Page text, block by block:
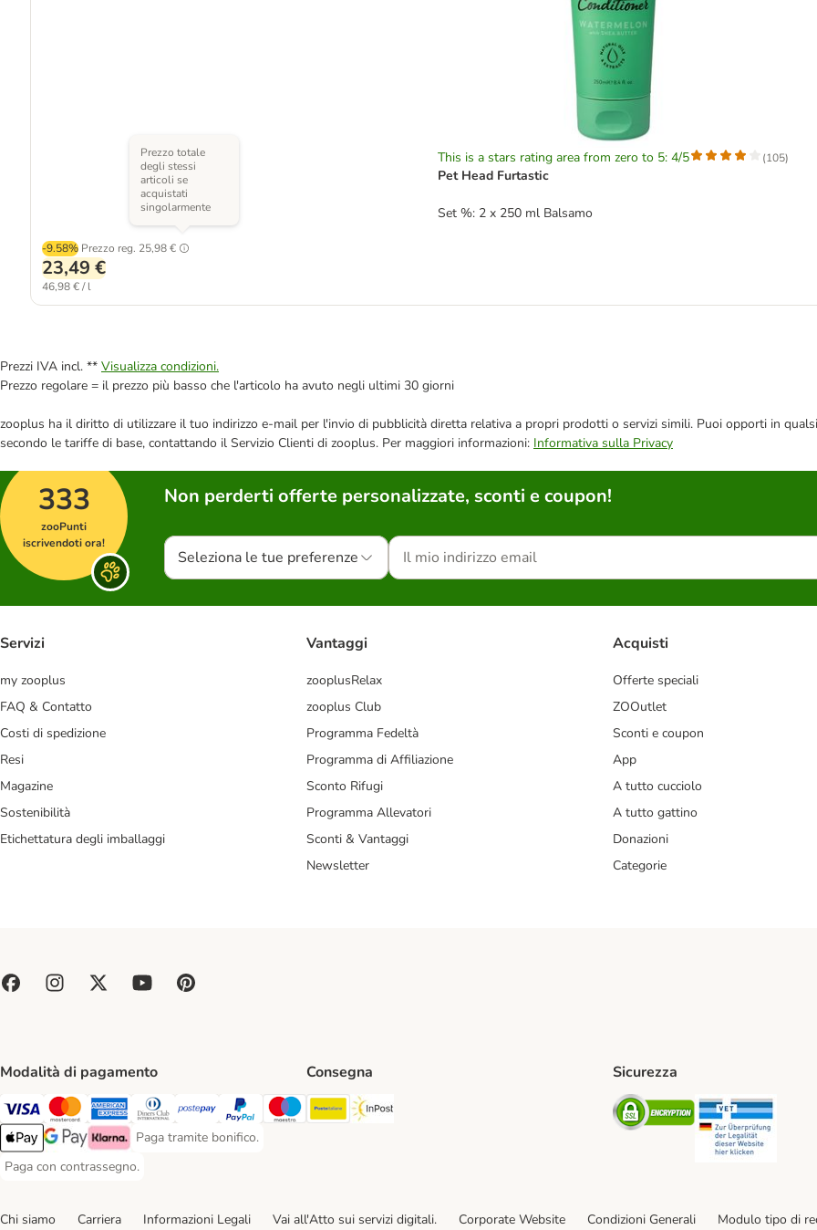
This is a stars rating area from zero to 5: 4/5 (105)
Pet Head Furtastic
Set %: 2 x 250 ml Balsamo
-9.58% Prezzo reg. 25,98 €
Prezzo totale
degli stessi
articoli se
acquistati
singolarmente
23,49 €
46,98 € / l
Prezzi IVA incl. ** Visualizza condizioni.
Prezzo regolare = il prezzo più basso che l'articolo ha avuto negli ultimi 30 giorni
zooplus ha il diritto di utilizzare il tuo indirizzo e-mail per l'invio di pubblicità diretta relativa a propri prodotti o servizi simili. Puoi opporti in
secondo le tariffe di base, contattando il Servizio Clienti di zooplus. Per maggiori informazioni: Informativa sulla Privacy
333
zooPunti
iscrivendoti ora!
Non perderti offerte personalizzate, sconti e coupon!
Seleziona le tue preferenze
Servizi
my zooplus
FAQ & Contatto
Costi di spedizione
Resi
Magazine
Sostenibilità
Etichettatura degli imballaggi
Vantaggi
zooplusRelax
zooplus Club
Programma Fedeltà
Programma di Affiliazione
Sconto Rifugi
Programma Allevatori
Sconti & Vantaggi
Newsletter
Acquisti
Offerte speciali
ZOOutlet
Sconti e coupon
App
A tutto cucciolo
A tutto gattino
Donazioni
Categorie
Modalità di pagamento
Paga con Visa. Payment Method
Paga con Mastercard. Payment Method
Paga con American Express. Payment Method
Paga con Diners Club. Payment Method
Paga con Postepay. Payment Method
Paga con PayPal. Payment Method
Paga con Maestro. Payment Method
Apple Pay Payment Method
Google Pay Payment Method
Klarna Payment Method
Paga tramite bonifico.
Paga tramite bonifico. Payment Method
Paga con contrassegno.
Paga con contrassegno. Payment Method
Consegna
Poste Italiane. Shipping Method
Sicurezza
Security
Chi siamo Carriera Informazioni Legali Vai all'Atto sui servizi digitali. Corporate Website Condizioni Generali Modulo tipo di